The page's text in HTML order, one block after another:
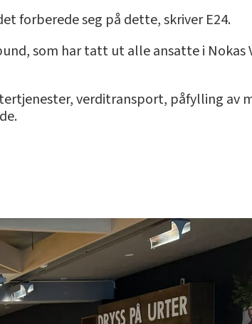
forberede seg på dette, skriver E24.
som har tatt ut alle ansatte i Nokas
verditransport, påfylling av